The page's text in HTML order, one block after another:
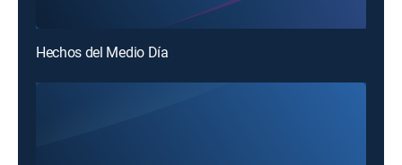
Hechos del Medio Día